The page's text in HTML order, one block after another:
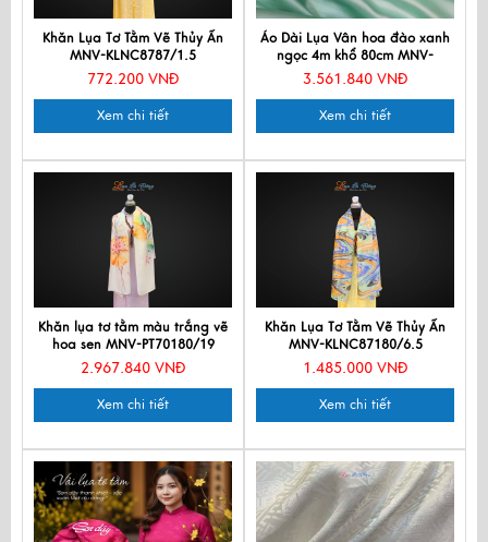
Khăn Lụa Tơ Tằm Vẽ Thủy Ấn
MNV-KLNC8787/1.5
772.200 VNĐ
Xem chi tiết
Áo Dài Lụa Vân hoa đào xanh
ngọc 4m khổ 80cm MNV-
LNL691-4
3.561.840 VNĐ
Xem chi tiết
Khăn lụa tơ tằm màu trắng vẽ
hoa sen MNV-PT70180/19
2.967.840 VNĐ
Xem chi tiết
Khăn Lụa Tơ Tằm Vẽ Thủy Ấn
MNV-KLNC87180/6.5
1.485.000 VNĐ
Xem chi tiết